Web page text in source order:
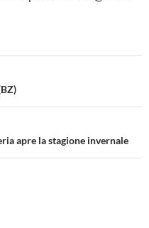
apre la stagione invernale